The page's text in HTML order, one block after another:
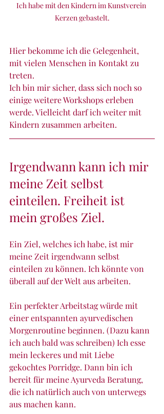
Ich habe mit den Kindern im Kunstverein
Kerzen gebastelt.
Hier bekomme ich die Gelegenheit,
mit vielen Menschen in Kontakt zu
treten.
Ich bin mir sicher, dass sich noch so
einige weitere Workshops erleben
werde. Vielleicht darf ich weiter mit
Kindern zusammen arbeiten.
Irgendwann kann ich mir
meine Zeit selbst
einteilen. Freiheit ist
mein großes Ziel.
Ein Ziel, welches ich habe, ist mir
meine Zeit irgendwann selbst
einteilen zu können. Ich könnte von
überall auf der Welt aus arbeiten.
Ein perfekter Arbeitstag würde mit
einer entspannten ayurvedischen
Morgenroutine beginnen. (Dazu kann
ich auch bald was schreiben) Ich esse
mein leckeres und mit Liebe
gekochtes Porridge. Dann bin ich
bereit für meine Ayurveda Beratung,
die ich natürlich auch von unterwegs
aus machen kann.